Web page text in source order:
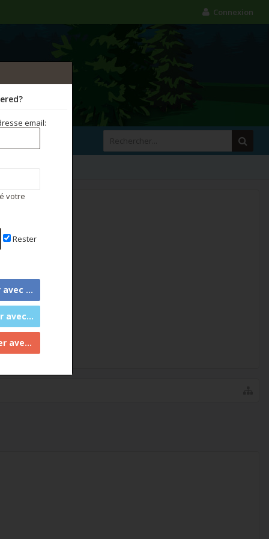
Connexion
email:
votre
Rester
Twitter
Google